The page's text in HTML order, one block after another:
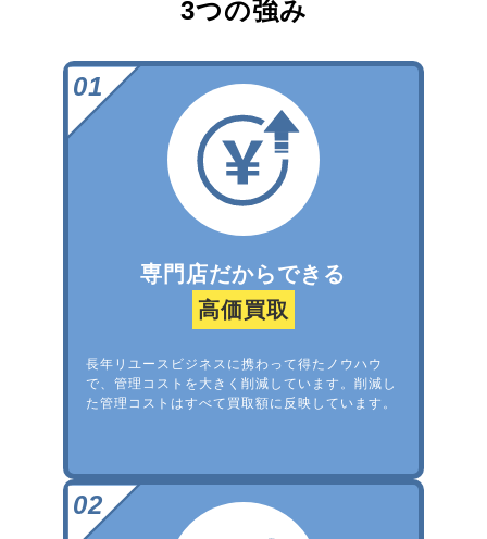
3つの強み
専門店だからできる
高価買取
長年リユースビジネスに携わって得たノウハウ
で、管理コストを大きく削減しています。削減し
た管理コストはすべて買取額に反映しています。